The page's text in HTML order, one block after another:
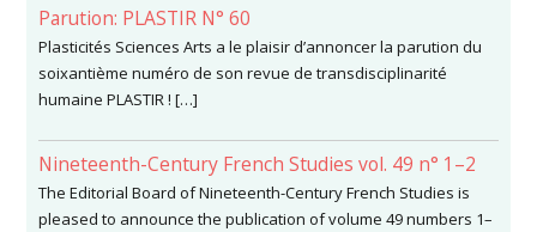
Parution: PLASTIR N° 60
Plasticités Sciences Arts a le plaisir d’annoncer la parution du
soixantième numéro de son revue de transdisciplinarité
humaine PLASTIR ! […]
Nineteenth-Century French Studies vol. 49 n° 1–2
The Editorial Board of Nineteenth-Century French Studies is
pleased to announce the publication of volume 49 numbers 1–